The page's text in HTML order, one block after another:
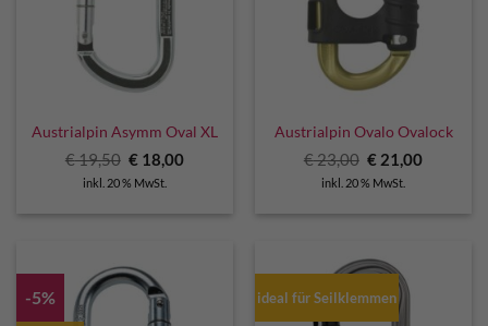
Austrialpin Asymm Oval XL
€19,50 Ursprünglicher
Preis
war:
€ 18,00Aktueller
inkl. 20 % MwSt.
Austrialpin Ovalo Ovalock
€23,00 Ursprünglicher
Preis
war:
€ 21,00
inkl. 20 % MwSt.
-5% ideal für Seilklemmen